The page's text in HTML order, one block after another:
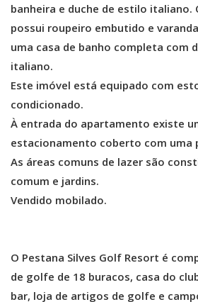
banheira e duche de estilo italiano.
possui roupeiro embutido e
uma casa de banho completa com
italiano.
Este imóvel está equipado com
condicionado.
À entrada do apartamento existe
estacionamento coberto com uma
As áreas comuns de lazer são
comum e jardins.
Vendido mobilado.
O Pestana Silves Golf Resort é
de golfe de 18 buracos, casa do
bar, loja de artigos de golfe e